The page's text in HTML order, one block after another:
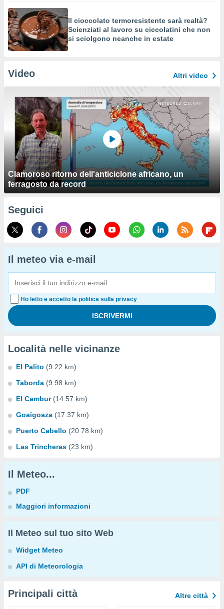
Il cioccolato termoresistente sarà realtà?
Scienziati al lavoro su ciccolatini che non
si sciolgono neanche in estate
Video Altri video
Clamoroso ritorno dell'anticiclone africano, un
ferragosto da record
Seguici
Il meteo via e-mail
Ho letto e accetto la politica sulla privacy
Località nelle vicinanze
El Palito (9.22 km)
Taborda (9.98 km)
El Cambur (14.57 km)
Goaigoaza (17.37 km)
Puerto Cabello (20.78 km)
Las Trincheras (23 km)
Il Meteo...
PDF
Maggiori informazioni
Il Meteo sul tuo sito Web
Widget Meteo
API di Meteorologia
Principali città Altre città